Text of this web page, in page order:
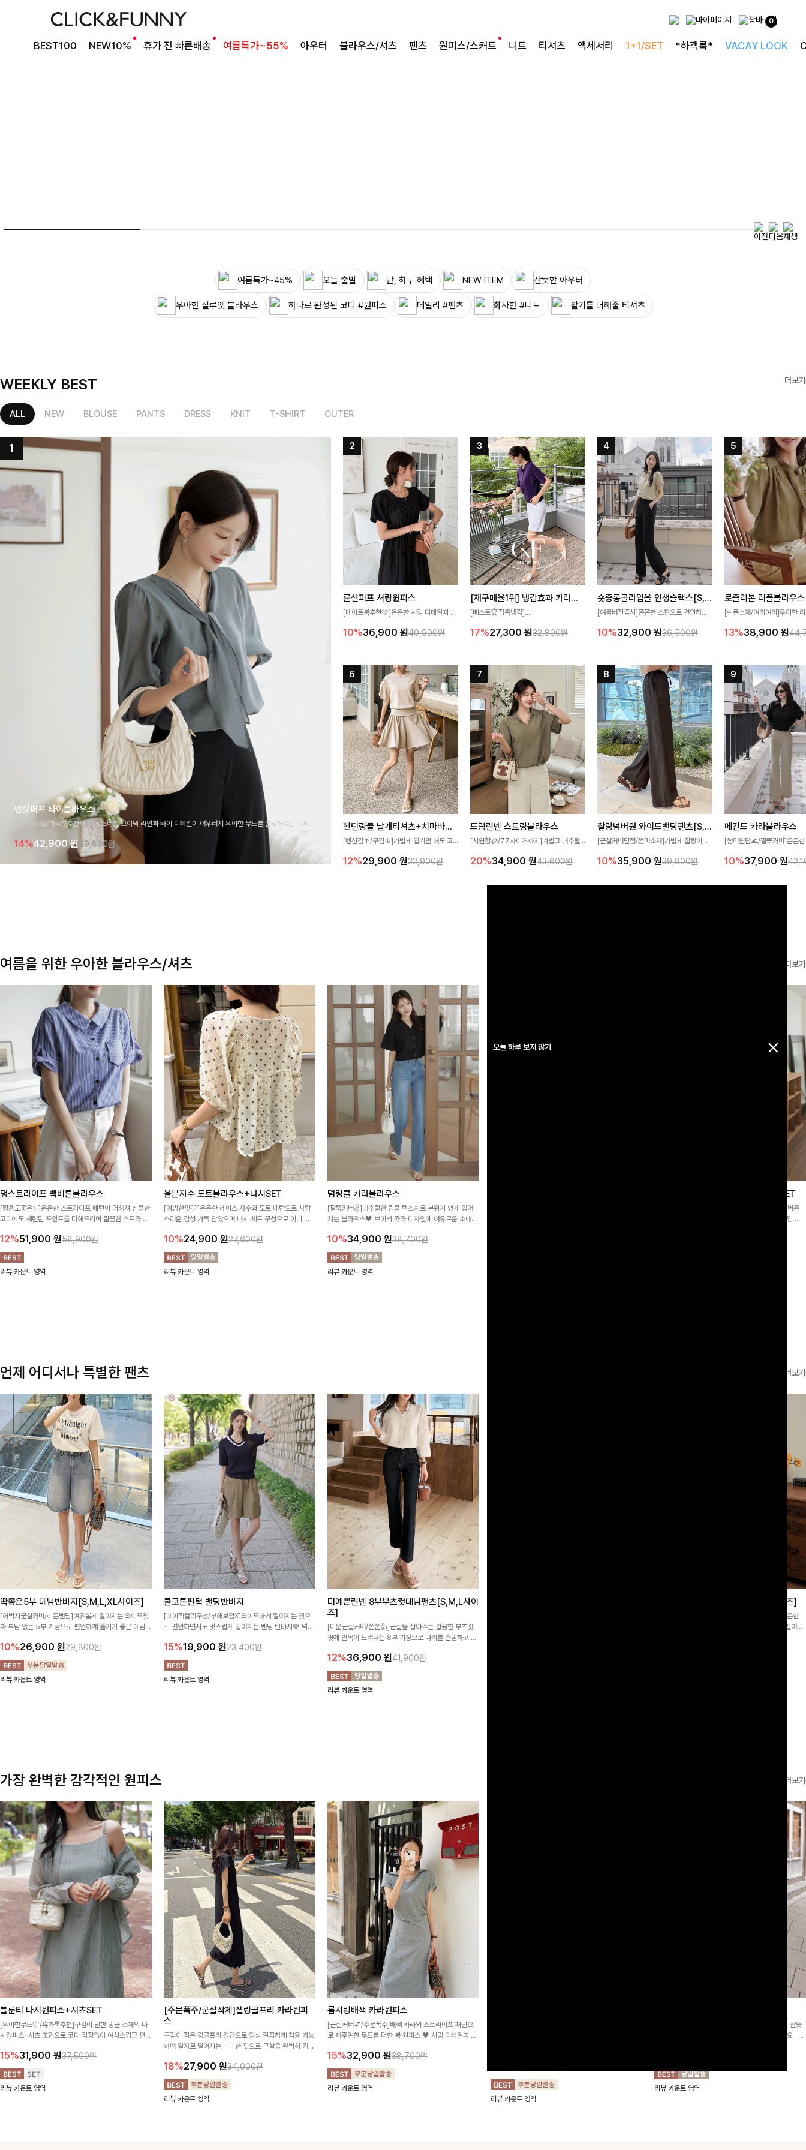
0
BEST100 NEW10% 휴가 전 빠른배송 여름특가~55% 아우터 블라우스/셔츠 팬츠 원피스/스커트 니트 티셔츠 액세서리 1+1/SET *하객룩* VACAY LOOK
오늘 하루 보지 않기
여름의 끝을 완성할
감각적인 원피스
특별한 날을 빛내는
하객룩의 정석
여름특가~45% 오늘 출발 단, 하루 혜택 NEW ITEM 산뜻한 아우터
우아한 실루엣 블라우스 하나로 완성된 코디 #원피스 데일리 #팬츠 화사한 #니트 활기를 더해줄 티셔츠
WEEKLY BEST 더보기
ALL NEW BLOUSE PANTS DRESS KNIT T-SHIRT OUTER
밍팃퍼프 타이블라우스
[고급스러움/하객룩추천💎]여성스러운 브이넥 라인과 타이 디테일이 어우러져 우아한 무드를 완성해주는 7부 블
라우스 🤍 여유로운 7부 소매로 편안하게 착용되며 데일리룩부터 출근룩, 하객룩까지 세련된 스타일링을 연출하
기 좋은 아이템이에요
14%42,900원 49,800원
룬셀퍼프 셔링원피스
[데이트룩추천🩷]은은한 셔링 디테일과 퍼
성해주는 원피스🤍 허리 스모크 밴딩이 슬
즐기기 좋아요
10%36,900 원40,900원
[재구매율1위] 냉감효과 카라니트
[베스트🏆접촉냉감]
고 가벼운 소재감으로 여름에도 시원하게
17%27,300 원32,800원
숏중롱골라입을 인생슬랙스[S,M,L,XL사이즈]
[여름버전출시]쫀쫀한 스판으로 편안하게
숏·기본·롱 기장과 와이드·부츠컷 핏까지 취
10%32,900 원36,500원
로즐리본 러플블라우스
[쉬폰소재/여리여리]우아한
분위기를 더해주는 블라우스
좋아요
13%38,900 원
헨틴링클 날개티셔츠+치마바지SET
[텐션감↑/구김↓]가볍게 입기만 해도 코
게 퍼지는 프릴 날개 소매가 우아한 포인트
12%29,900 원33,900원
드람린넨 스트링블라우스
[시원함🧊/77사이즈까지]가볍고 내추럴
없는 슬릿 카라 디자인이 얼굴선을 더욱 시
20%34,900 원43,600원
찰랑넘버원 와이드밴딩팬츠[S,M,L사이즈]
[군살커버만점/썸머소재]가볍게 찰랑이는
편안하게 착용하실 수 있는 팬츠입니다 🖤
감 있는 착용감을 더해드려요!
10%35,900 원39,800원
메칸드 카라블라우스
[썸머원단🌊/팔뚝커버]은은
세련된 무드를 연출해주는 블
은 베이직한 디자인!
10%37,900 원
여름을 위한 우아한 블라우스/셔츠 더보기
댕스트라이프 백버튼블라우스
[활용도좋은✨]은은한 스트라이프 패턴이 더해져 심플한
코디에도 세련된 포인트를 더해드리며 깔끔한 스트라이
12%51,900 원58,900원
리뷰 카운트 영역
율븐자수 도트블라우스+나시SET
[아방한핏🤍]은은한 레이스 자수와 도트 패턴으로 사랑
스러운 감성 가득 담았으며 나시 세트 구성으로 이너 걱
10%24,900 원27,600원
리뷰 카운트 영역
덤링클 카라블라우스
[팔뚝커버✌]내추럴한 링클 텍스처로 분위기 있게 입어
지는 블라우스🖤 브이넥 카라 디자인에 여유로운 소매핏
10%34,900 원38,700원
리뷰 카운트 영역
제딧레이어드 블라우스+플레어팬츠SET
[완성도높은💗]레이어드한 듯 자연스러운 나시와 버튼
원피스가 함께 구성된 세트 아이템입니다. 코디 고민 없
언제 어디서나 특별한 팬츠 더보기
딱좋은5부 데님반바지[S,M,L,XL사이즈]
[허벅지군살커버/히든밴딩]여유롭게 떨어지는 와이드핏
과 부담 없는 5부 기장으로 편안하게 즐기기 좋은 데님
디한 무드로 연출
10%26,900 원29,800원
리뷰 카운트 영역
쿨코튼핀턱 밴딩반바지
[베이직컬러구성/부해보임X]와이드하게 떨어지는 핏으
로 편안하면서도 멋스럽게 입어지는 밴딩 반바지🤎 넉넉
높게 즐겨지는 아이템!
15%19,900 원23,400원
리뷰 카운트 영역
더예쁜린넨 8부부츠컷데님팬츠[S,M,L사이
즈]
[미운군살커버/쫀쫀👍]군살을 잡아주는 깔끔한 부츠컷
핏에 발목이 드러나는 8부 기장으로 다리를 슬림하고 길
요~!
12%36,900 원41,900원
리뷰 카운트 영역
쿨링버튼 8부와이드팬츠[FREE,L사이즈]
[바스락소재💙/8부기장]사이드 버튼 디테일이 은은한
포인트가 되어주는 와이드 팬츠입니다. 여유롭게 떨어지
가장 완벽한 감각적인 원피스 더보기
블룬티 나시원피스+셔츠SET
[우아한무드🤍/휴가룩추천]구김이 덜한 링클 소재의 나
시원피스+셔츠 조합으로 코디 걱정없이 여성스럽고 편안
15%31,900 원37,500원
리뷰 카운트 영역
[주문폭주/군살삭제]젤링클프리 카라원피
스
구김이 적은 링클프리 원단으로 항상 깔끔하게 착용 가능
하며 일자로 떨어지는 넉넉한 핏으로 군살을 완벽히 커버
18%27,900 원34,000원
리뷰 카운트 영역
롬셔링배색 카라원피스
[군살커버💕/주문폭주]배색 카라와 스트라이프 패턴으
로 캐주얼한 무드를 더한 롱 원피스 🖤 셔링 디테일과 쫀
15%32,900 원38,700원
리뷰 카운트 영역
리뷰 카운트 영역
[청순무드/체형커버]꾸안꾸 무드의 정석🤍 가볍고 산뜻
한 착용감으로 여름 내내 손이 자주 가는 원피스예요- 은
리뷰 카운트 영역